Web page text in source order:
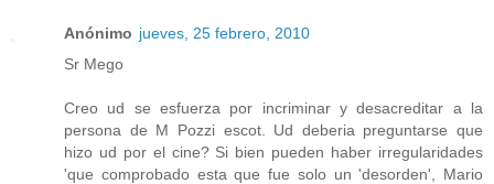
Anónimo jueves, 25 febrero, 2010
Sr Mego
Creo ud se esfuerza por incriminar y desacreditar a la
persona de M Pozzi escot. Ud deberia preguntarse que
hizo ud por el cine? Si bien pueden haber irregularidades
'que comprobado esta que fue solo un 'desorden', Mario